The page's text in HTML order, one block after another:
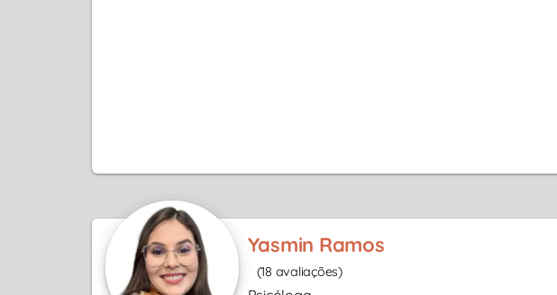
Yasmin Ramos
(18 avaliações)